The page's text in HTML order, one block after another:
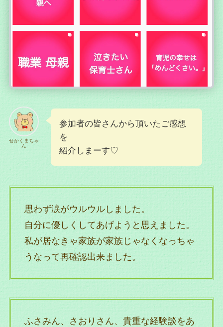
せかくまちゃ
ん
参加者の皆さんから頂いたご感想
を
紹介しまーす♡
思わず涙がウルウルしました。
自分に優しくしてあげようと思えました。
私が居なきゃ家族が家族じゃなくなっちゃ
うなって再確認出来ました。
ふさみん、さおりさん、貴重な経験談をあ